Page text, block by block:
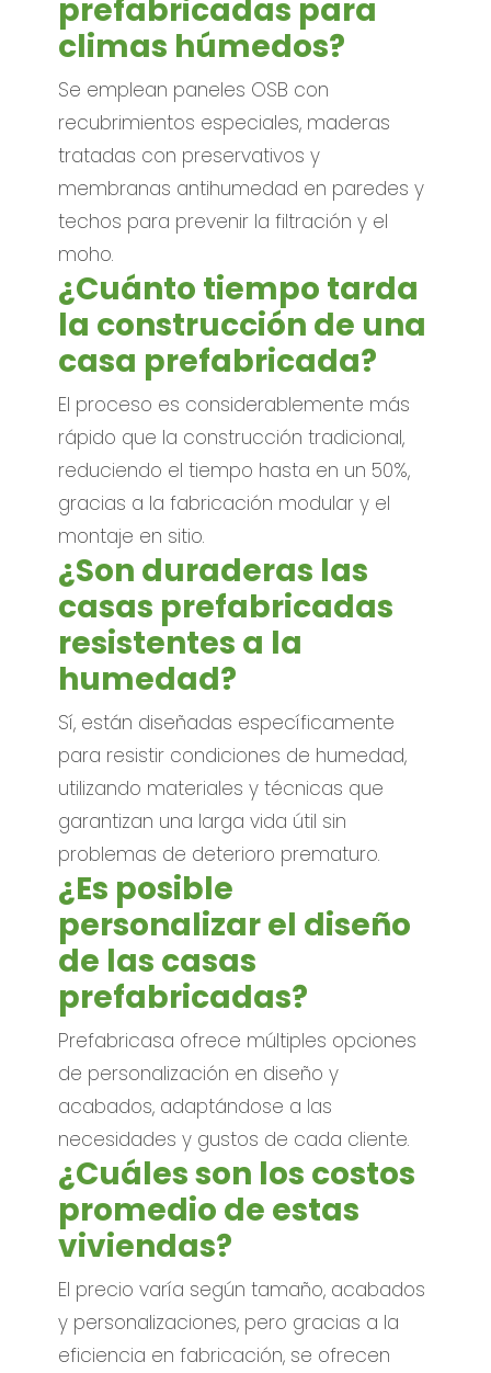
prefabricadas para
climas húmedos?
Se emplean paneles OSB con
recubrimientos especiales, maderas
tratadas con preservativos y
membranas antihumedad en paredes y
techos para prevenir la filtración y el
moho.
¿Cuánto tiempo tarda
la construcción de una
casa prefabricada?
El proceso es considerablemente más
rápido que la construcción tradicional,
reduciendo el tiempo hasta en un 50%,
gracias a la fabricación modular y el
montaje en sitio.
¿Son duraderas las
casas prefabricadas
resistentes a la
humedad?
Sí, están diseñadas específicamente
para resistir condiciones de humedad,
utilizando materiales y técnicas que
garantizan una larga vida útil sin
problemas de deterioro prematuro.
¿Es posible
personalizar el diseño
de las casas
prefabricadas?
Prefabricasa ofrece múltiples opciones
de personalización en diseño y
acabados, adaptándose a las
necesidades y gustos de cada cliente.
¿Cuáles son los costos
promedio de estas
viviendas?
El precio varía según tamaño, acabados
y personalizaciones, pero gracias a la
eficiencia en fabricación, se ofrecen